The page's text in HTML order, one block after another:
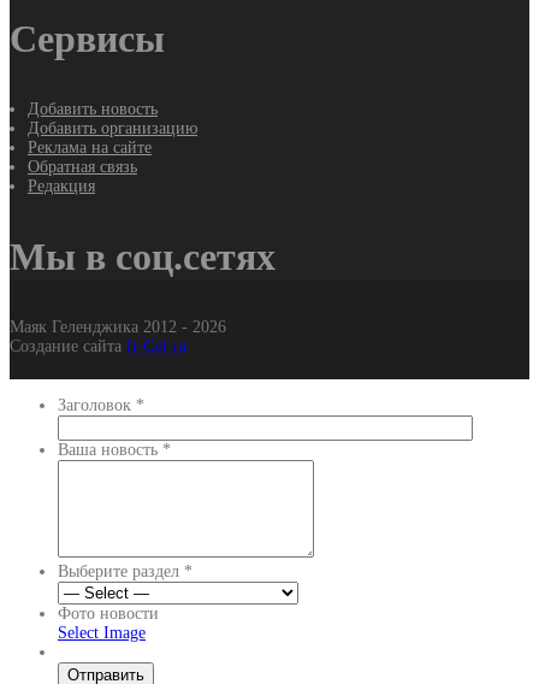
Сервисы
Добавить новость
Добавить организацию
Реклама на сайте
Обратная связь
Редакция
Мы в соц.сетях
Маяк Геленджика 2012 - 2026
Создание сайта It-Gel.ru
Заголовок *
Ваша новость *
Выберите раздел *
Фото новости
Select Image